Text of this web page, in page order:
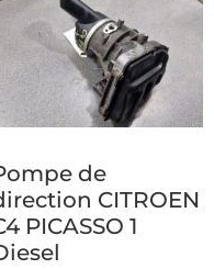
de
CITROEN
PICASSO 1